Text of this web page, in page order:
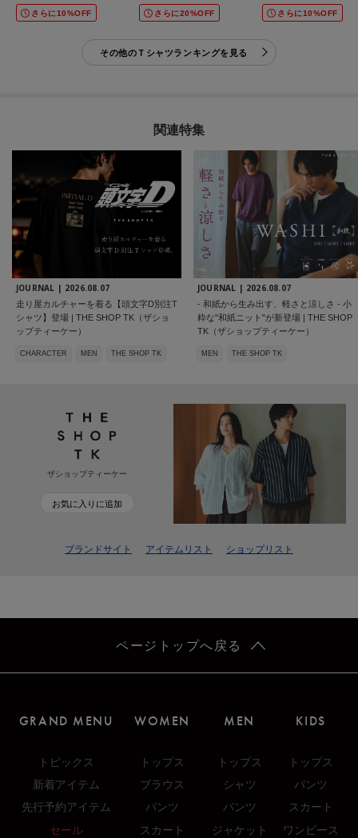
さらに10%OFF さらに20%OFF さらに10%OFF
その他のＴシャツランキングを見る
関連特集
JOURNAL | 2026.08.07
走り屋カルチャーを着る【頭文字D別注T
シャツ】登場 | THE SHOP TK（ザショ
ップティーケー）
CHARACTER MEN THE SHOP TK
JOURNAL | 2026.08.07
- 和紙から生み出す、軽さと涼しさ - 小
粋な"和紙ニット"が新登場 | THE SHOP
TK（ザショップティーケー）
MEN THE SHOP TK
ザショップティーケー
お気に入りに追加
ブランドサイト アイテムリスト ショップリスト
ページトップへ戻る
GRAND MENU
トピックス
新着アイテム
先行予約アイテム
セール
WOMEN
トップス
ブラウス
パンツ
スカート
MEN
トップス
シャツ
パンツ
ジャケット
KIDS
トップス
パンツ
スカート
ワンピース